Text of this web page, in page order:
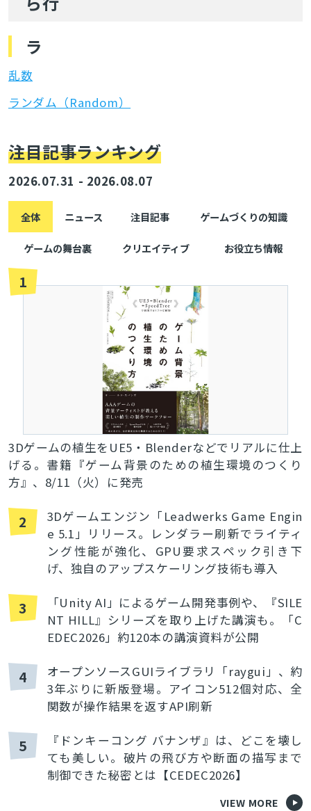
ラ
乱数
ランダム（Random）
注目記事ランキング
2026.07.31 - 2026.08.07
全体 ニュース 注目記事 ゲームづくりの知識
ゲームの舞台裏 クリエイティブ お役立ち情報
1
3Dゲームの植生をUE5・Blenderなどでリアルに仕上
げる。書籍『ゲーム背景のための植生環境のつくり
方』、8/11（火）に発売
2
3Dゲームエンジン「Leadwerks Game Engin
e 5.1」リリース。レンダラー刷新でライティ
ング性能が強化、GPU要求スペック引き下
げ、独自のアップスケーリング技術も導入
3
「Unity AI」によるゲーム開発事例や、『SILE
NT HILL』シリーズを取り上げた講演も。「C
EDEC2026」約120本の講演資料が公開
4
オープンソースGUIライブラリ「raygui」、約
3年ぶりに新版登場。アイコン512個対応、全
関数が操作結果を返すAPI刷新
5
『ドンキーコング バナンザ』は、どこを壊し
ても美しい。破片の飛び方や断面の描写まで
制御できた秘密とは【CEDEC2026】
VIEW MORE